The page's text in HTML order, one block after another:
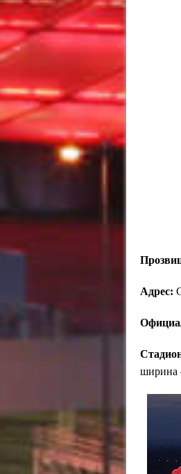
Адрес:
ширина